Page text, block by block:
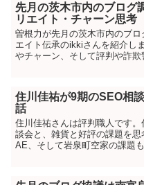
先月の茨木市内のブログ
リエイト・チャーン思考
曽根力が先月の茨木市内のブ
エイト伝承のikkiさんを紹介し
やチャーン、そして評判や詐欺
住川佳祐が9期のSEO相
話
住川佳祐さんは評判職人です
談会と、雑貨と好評の課題を
AE、そして岩泉町空家の課題